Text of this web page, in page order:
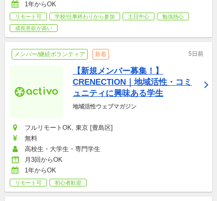
1年からOK
リモート可 学校/仕事終わりから参加 土日中心
勉強熱心
成長意欲が高い
メンバー/継続ボランティア 新着 5日前
【新規メンバー募集！】
CRENECTION｜地域活性・コミ
ュニティに興味ある学生
地域活性ウェブマガジン
フルリモートOK, 東京 [豊島区]
無料
高校生・大学生・専門学生
月3回からOK
1年からOK
リモート可 初心者歓迎